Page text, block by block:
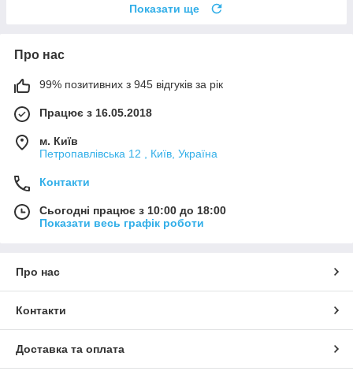
Показати ще
Про нас
99% позитивних з 945 відгуків за рік
Працює з 16.05.2018
м. Київ
Петропавлівська 12 , Київ, Україна
Контакти
Сьогодні працює з 10:00 до 18:00
Показати весь графік роботи
Про нас
Контакти
Доставка та оплата